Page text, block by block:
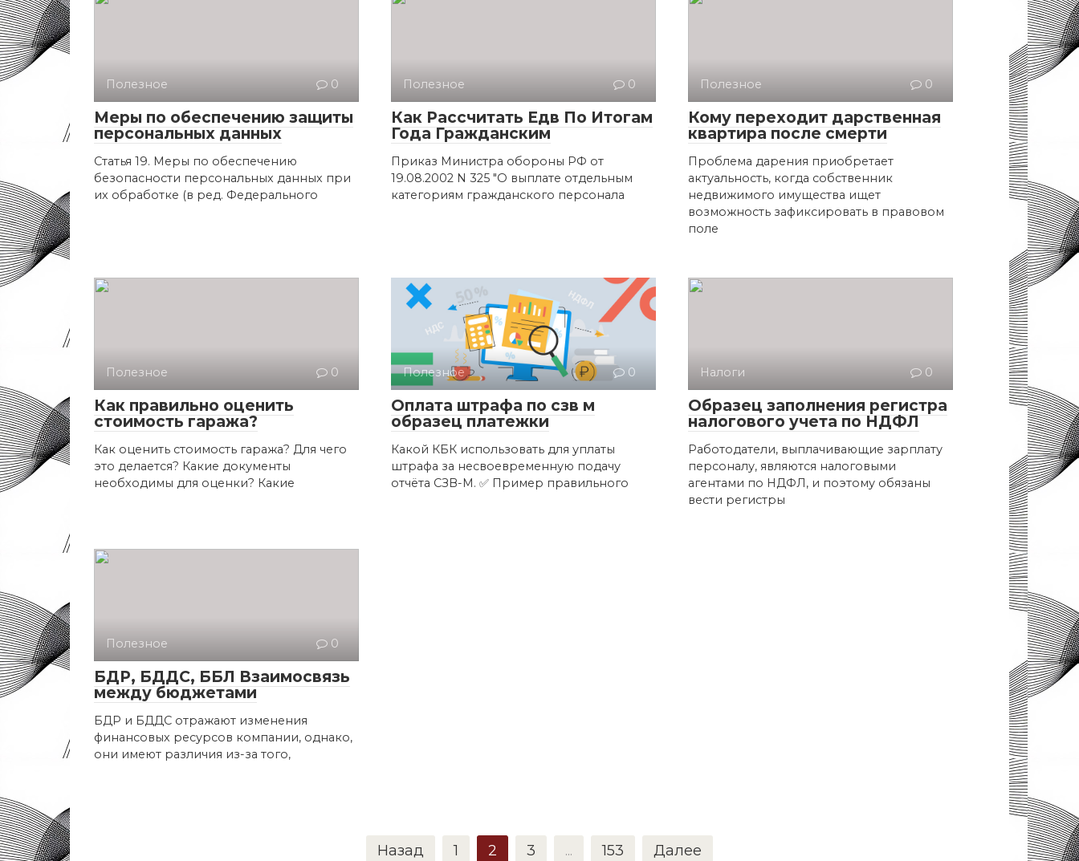
Полезное 0
Меры по обеспечению защиты
персональных данных
Статья 19. Меры по обеспечению
безопасности персональных данных при
их обработке (в ред. Федерального
Полезное 0
Как Рассчитать Едв По Итогам
Года Гражданским
Приказ Министра обороны РФ от
19.08.2002 N 325 "О выплате отдельным
категориям гражданского персонала
Полезное 0
Кому переходит дарственная
квартира после смерти
Проблема дарения приобретает
актуальность, когда собственник
недвижимого имущества ищет
возможность зафиксировать в правовом
поле
Полезное 0
Как правильно оценить
стоимость гаража?
Как оценить стоимость гаража? Для чего
это делается? Какие документы
необходимы для оценки? Какие
Полезное 0
Оплата штрафа по сзв м
образец платежки
Какой КБК использовать для уплаты
штрафа за несвоевременную подачу
отчёта СЗВ-М. ✅ Пример правильного
Налоги 0
Образец заполнения регистра
налогового учета по НДФЛ
Работодатели, выплачивающие зарплату
персоналу, являются налоговыми
агентами по НДФЛ, и поэтому обязаны
вести регистры
Полезное 0
БДР, БДДС, ББЛ Взаимосвязь
между бюджетами
БДР и БДДС отражают изменения
финансовых ресурсов компании, однако,
они имеют различия из-за того,
Назад 1 2 3 ... 153 Далее